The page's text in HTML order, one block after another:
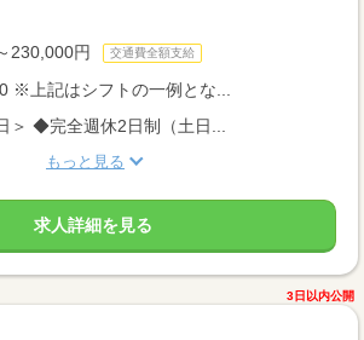
230,000円 交通費全額支給
※上記はシフトの一例とな...
＞ ◆完全週休2日制（土日...
もっと見る
求人詳細を見る
3日以内公開